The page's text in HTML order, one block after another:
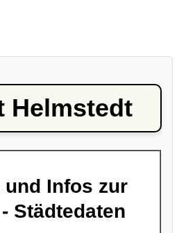
Helmstedt
und Infos zur
Städtedaten